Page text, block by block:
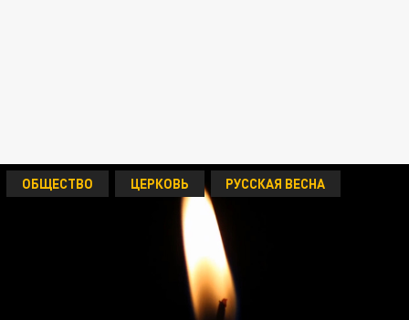
ОБЩЕСТВО ЦЕРКОВЬ РУССКАЯ ВЕСНА